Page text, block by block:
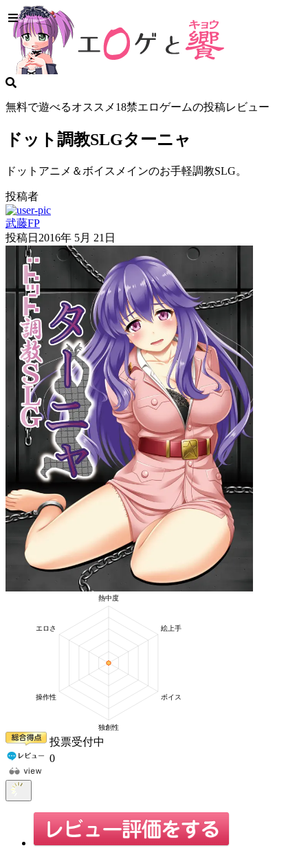
無料で遊べるオススメ18禁エロゲームの投稿レビュー
ドット調教SLGターニャ
ドットアニメ＆ボイスメインのお手軽調教SLG。
投稿者
武藤FP
投稿日 2016年 5月 21日
投票受付中
0